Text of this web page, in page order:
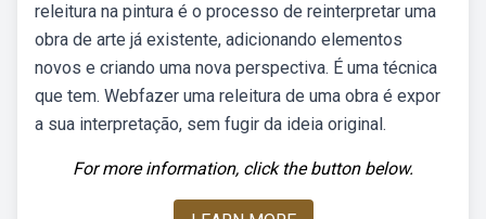
releitura na pintura é o processo de reinterpretar uma
obra de arte já existente, adicionando elementos
novos e criando uma nova perspectiva. É uma técnica
que tem. Webfazer uma releitura de uma obra é expor
a sua interpretação, sem fugir da ideia original.
For more information, click the button below.